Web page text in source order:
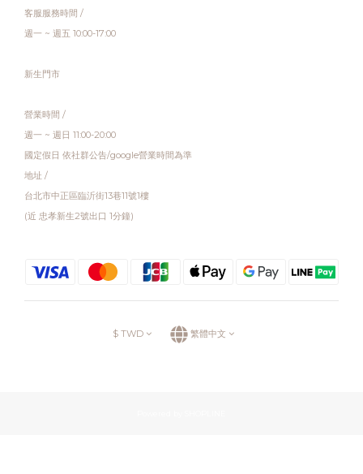
客服服務時間 /
週一 ~ 週五 10:00-17:00
新生門市
營業時間 /
週一 ~ 週日 11:00-20:00
國定假日 依社群公告/google營業時間為準
地址 /
台北市中正區臨沂街13巷11號1樓
(近 忠孝新生2號出口 1分鐘)
$ TWD 繁體中文